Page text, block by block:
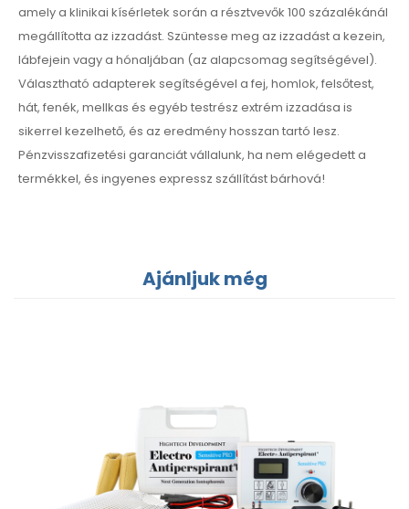
amely a klinikai kísérletek során a résztvevők 100 százalékánál
megállította az izzadást. Szüntesse meg az izzadást a kezein,
lábfejein vagy a hónaljában (az alapcsomag segítségével).
Választható adapterek segítségével a fej, homlok, felsőtest,
hát, fenék, mellkas és egyéb testrész extrém izzadása is
sikerrel kezelhető, és az eredmény hosszan tartó lesz.
Pénzvisszafizetési garanciát vállalunk, ha nem elégedett a
termékkel, és ingyenes expressz szállítást bárhová!
Ajánljuk még